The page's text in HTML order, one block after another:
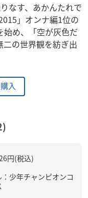
なす、あかんたれで
」オンナ編1位の
始め、「空が灰色だ
の世界観を紡ぎ出
入
円(税込)
：少年チャンピオンコ